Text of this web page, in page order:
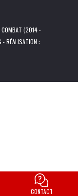
COMBAT (2014 -
- RÉALISATION :
CONTACT